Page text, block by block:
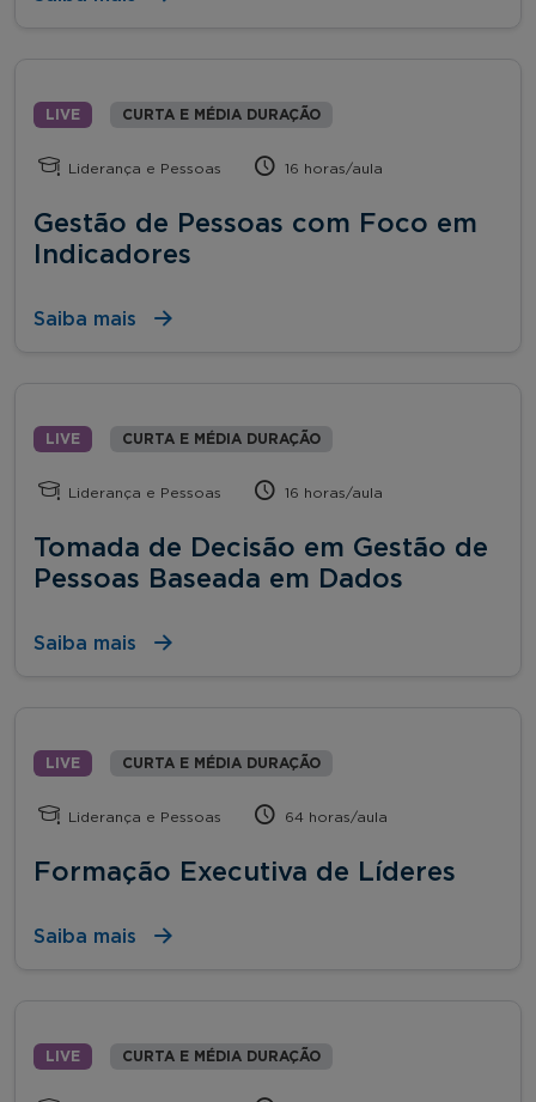
LIVE CURTA E MÉDIA DURAÇÃO
Liderança e Pessoas 16 horas/aula
Gestão de Pessoas com Foco em
Indicadores
Saiba mais
LIVE CURTA E MÉDIA DURAÇÃO
Liderança e Pessoas 16 horas/aula
Tomada de Decisão em Gestão de
Pessoas Baseada em Dados
Saiba mais
LIVE CURTA E MÉDIA DURAÇÃO
Liderança e Pessoas 64 horas/aula
Formação Executiva de Líderes
Saiba mais
LIVE CURTA E MÉDIA DURAÇÃO